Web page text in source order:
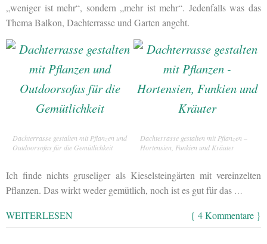
„weniger ist mehr“, sondern „mehr ist mehr“. Jedenfalls was das
Thema Balkon, Dachterrasse und Garten angeht.
Dachterrasse gestalten mit Pflanzen und
Outdoorsofas für die Gemütlichkeit
Dachterrasse gestalten mit Pflanzen –
Hortensien, Funkien und Kräuter
Ich finde nichts gruseliger als Kieselsteingärten mit vereinzelten
Pflanzen. Das wirkt weder gemütlich, noch ist es gut für das …
WEITERLESEN { 4 Kommentare }